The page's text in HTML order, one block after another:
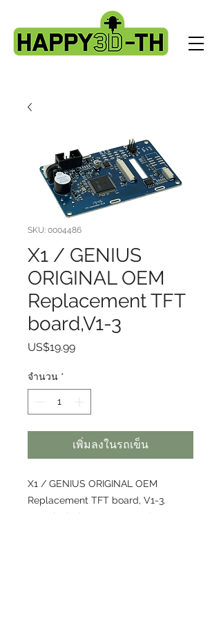
SKU: 0004486
X1 / GENIUS
ORIGINAL OEM
Replacement TFT
board,V1-3
US$19.99ราคา
จำนวน *
เพิ่มลงในรถเข็น
X1 / GENIUS ORIGINAL OEM
Replacement TFT board, V1-3.
Does include USB/SD card,